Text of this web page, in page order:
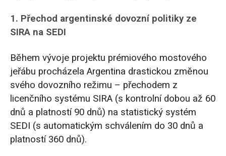
1. Přechod argentinské dovozní politiky ze
SIRA na SEDI
Během vývoje projektu prémiového mostového
jeřábu procházela Argentina drastickou změnou
svého dovozního režimu – přechodem z
licenčního systému SIRA (s kontrolní dobou až 60
dnů a platností 90 dnů) na statistický systém
SEDI (s automatickým schválením do 30 dnů a
platností 360 dnů).